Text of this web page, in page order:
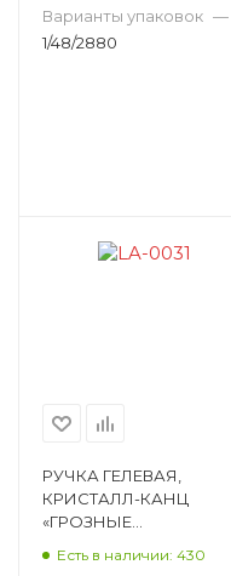
Варианты упаковок —
1/48/2880
РУЧКА ГЕЛЕВАЯ,
КРИСТАЛЛ-КАНЦ
«ГРОЗНЫЕ
Есть в наличии: 430